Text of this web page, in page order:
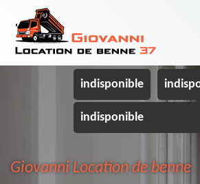
indisponible
indisponible
Giovanni Location de benne